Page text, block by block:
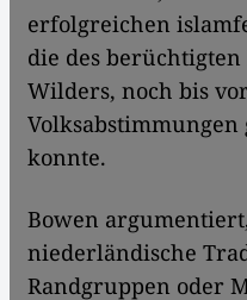
erfolgreichen
die des
Wilders, noch bis
konnte.
Bowen
niederländische
Randgruppen oder